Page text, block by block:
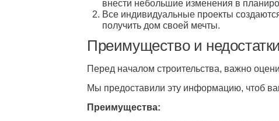
внести небольшие изменения в
Все индивидуальные проекты
получить дом своей мечты.
Преимущество и
Перед началом строительства, важно
Мы предоставили эту информацию, чтоб
Преимущества: